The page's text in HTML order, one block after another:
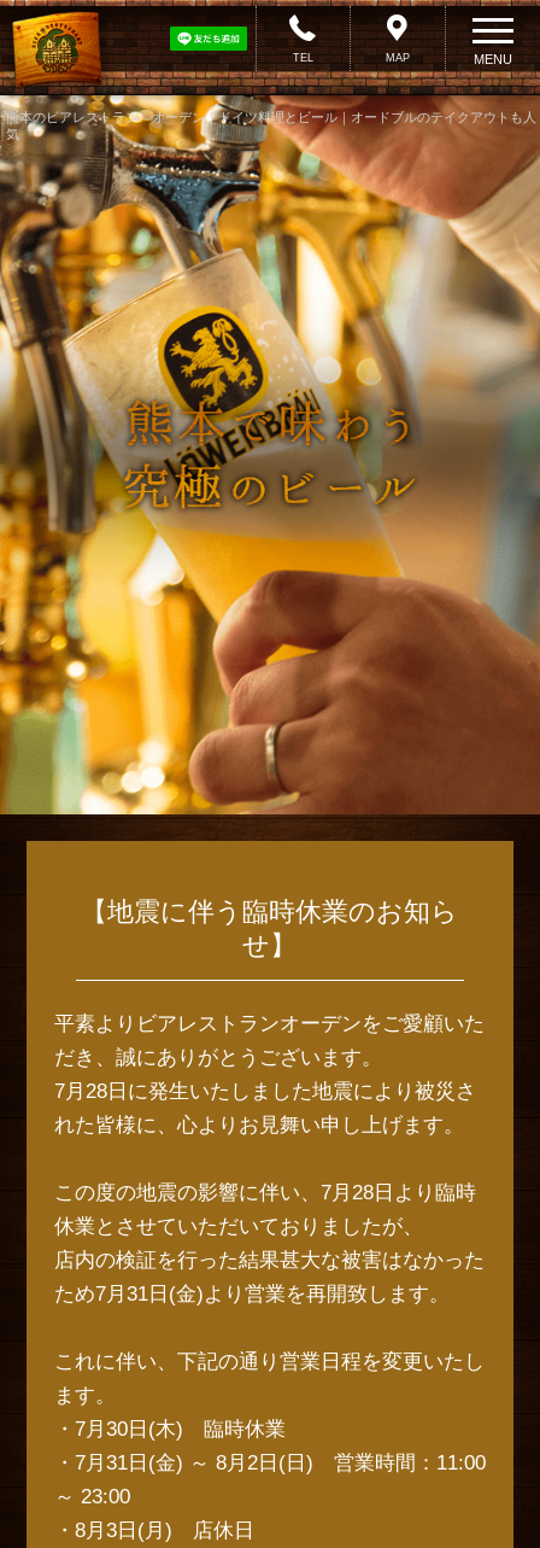
熊本のビアレストラン オーデン｜ドイツ料理とビール｜オードブルのテイクアウトも人
気
TEL MAP MENU
【地震に伴う臨時休業のお知ら
せ】
平素よりビアレストランオーデンをご愛顧いた
だき、誠にありがとうございます。
7月28日に発生いたしました地震により被災さ
れた皆様に、心よりお見舞い申し上げます。
この度の地震の影響に伴い、7月28日より臨時
休業とさせていただいておりましたが、
店内の検証を行った結果甚大な被害はなかった
ため7月31日(金)より営業を再開致します。
これに伴い、下記の通り営業日程を変更いたし
ます。
・7月30日(木) 臨時休業
・7月31日(金) ～ 8月2日(日) 営業時間：11:00
～ 23:00
・8月3日(月) 店休日